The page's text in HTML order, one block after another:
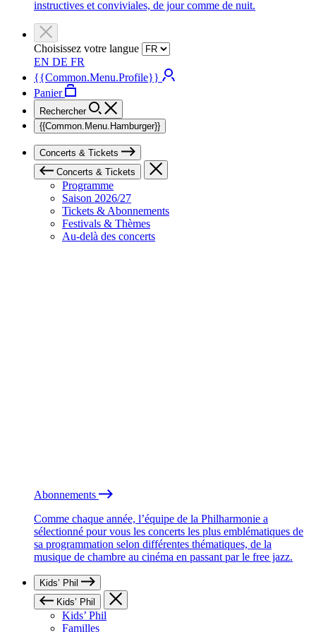
instructives et conviviales, de jour comme de nuit.
Choisissez votre langue
EN DE FR
{{Common.Menu.Profile}}
Panier
Rechercher
{{Common.Menu.Hamburger}}
Concerts & Tickets
Concerts & Tickets
Programme
Saison 2026/27
Tickets & Abonnements
Festivals & Thèmes
Au-delà des concerts
Abonnements
Comme chaque année, l’équipe de la Philharmonie a
sélectionné pour vous les concerts les plus emblématiques de
sa programmation selon différentes thématiques, de la
musique de chambre au cinéma en passant par le free jazz.
Kids’ Phil
Kids’ Phil
Kids’ Phil
Familles